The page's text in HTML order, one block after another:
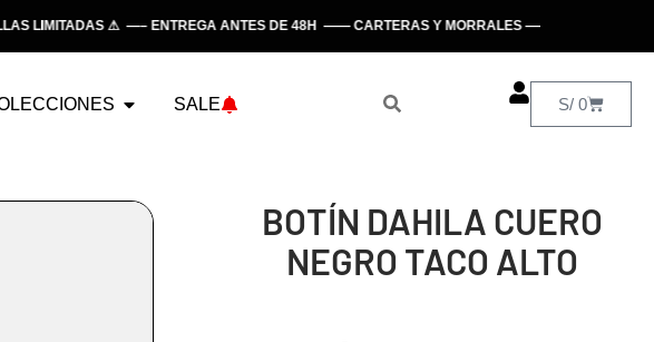
⚠ —– ENTREGA ANTES DE 48H —— CARTERAS Y MORRALES —— HECHO EN PERÚ
SALE S/ 0
BOTÍN DAHILA CUERO
NEGRO TACO ALTO